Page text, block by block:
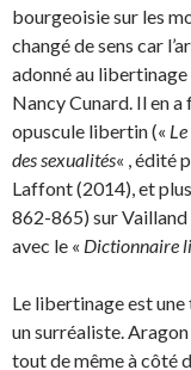
bourgeoisie sur les
changé de sens car
adonné au libertinage
Nancy Cunard. Il en
opuscule libertin («
des sexualités« , édité
Laffont (2014), et
862-865) sur
avec le « Dictionnaire
Le libertinage est
un surréaliste.
tout de même à côté